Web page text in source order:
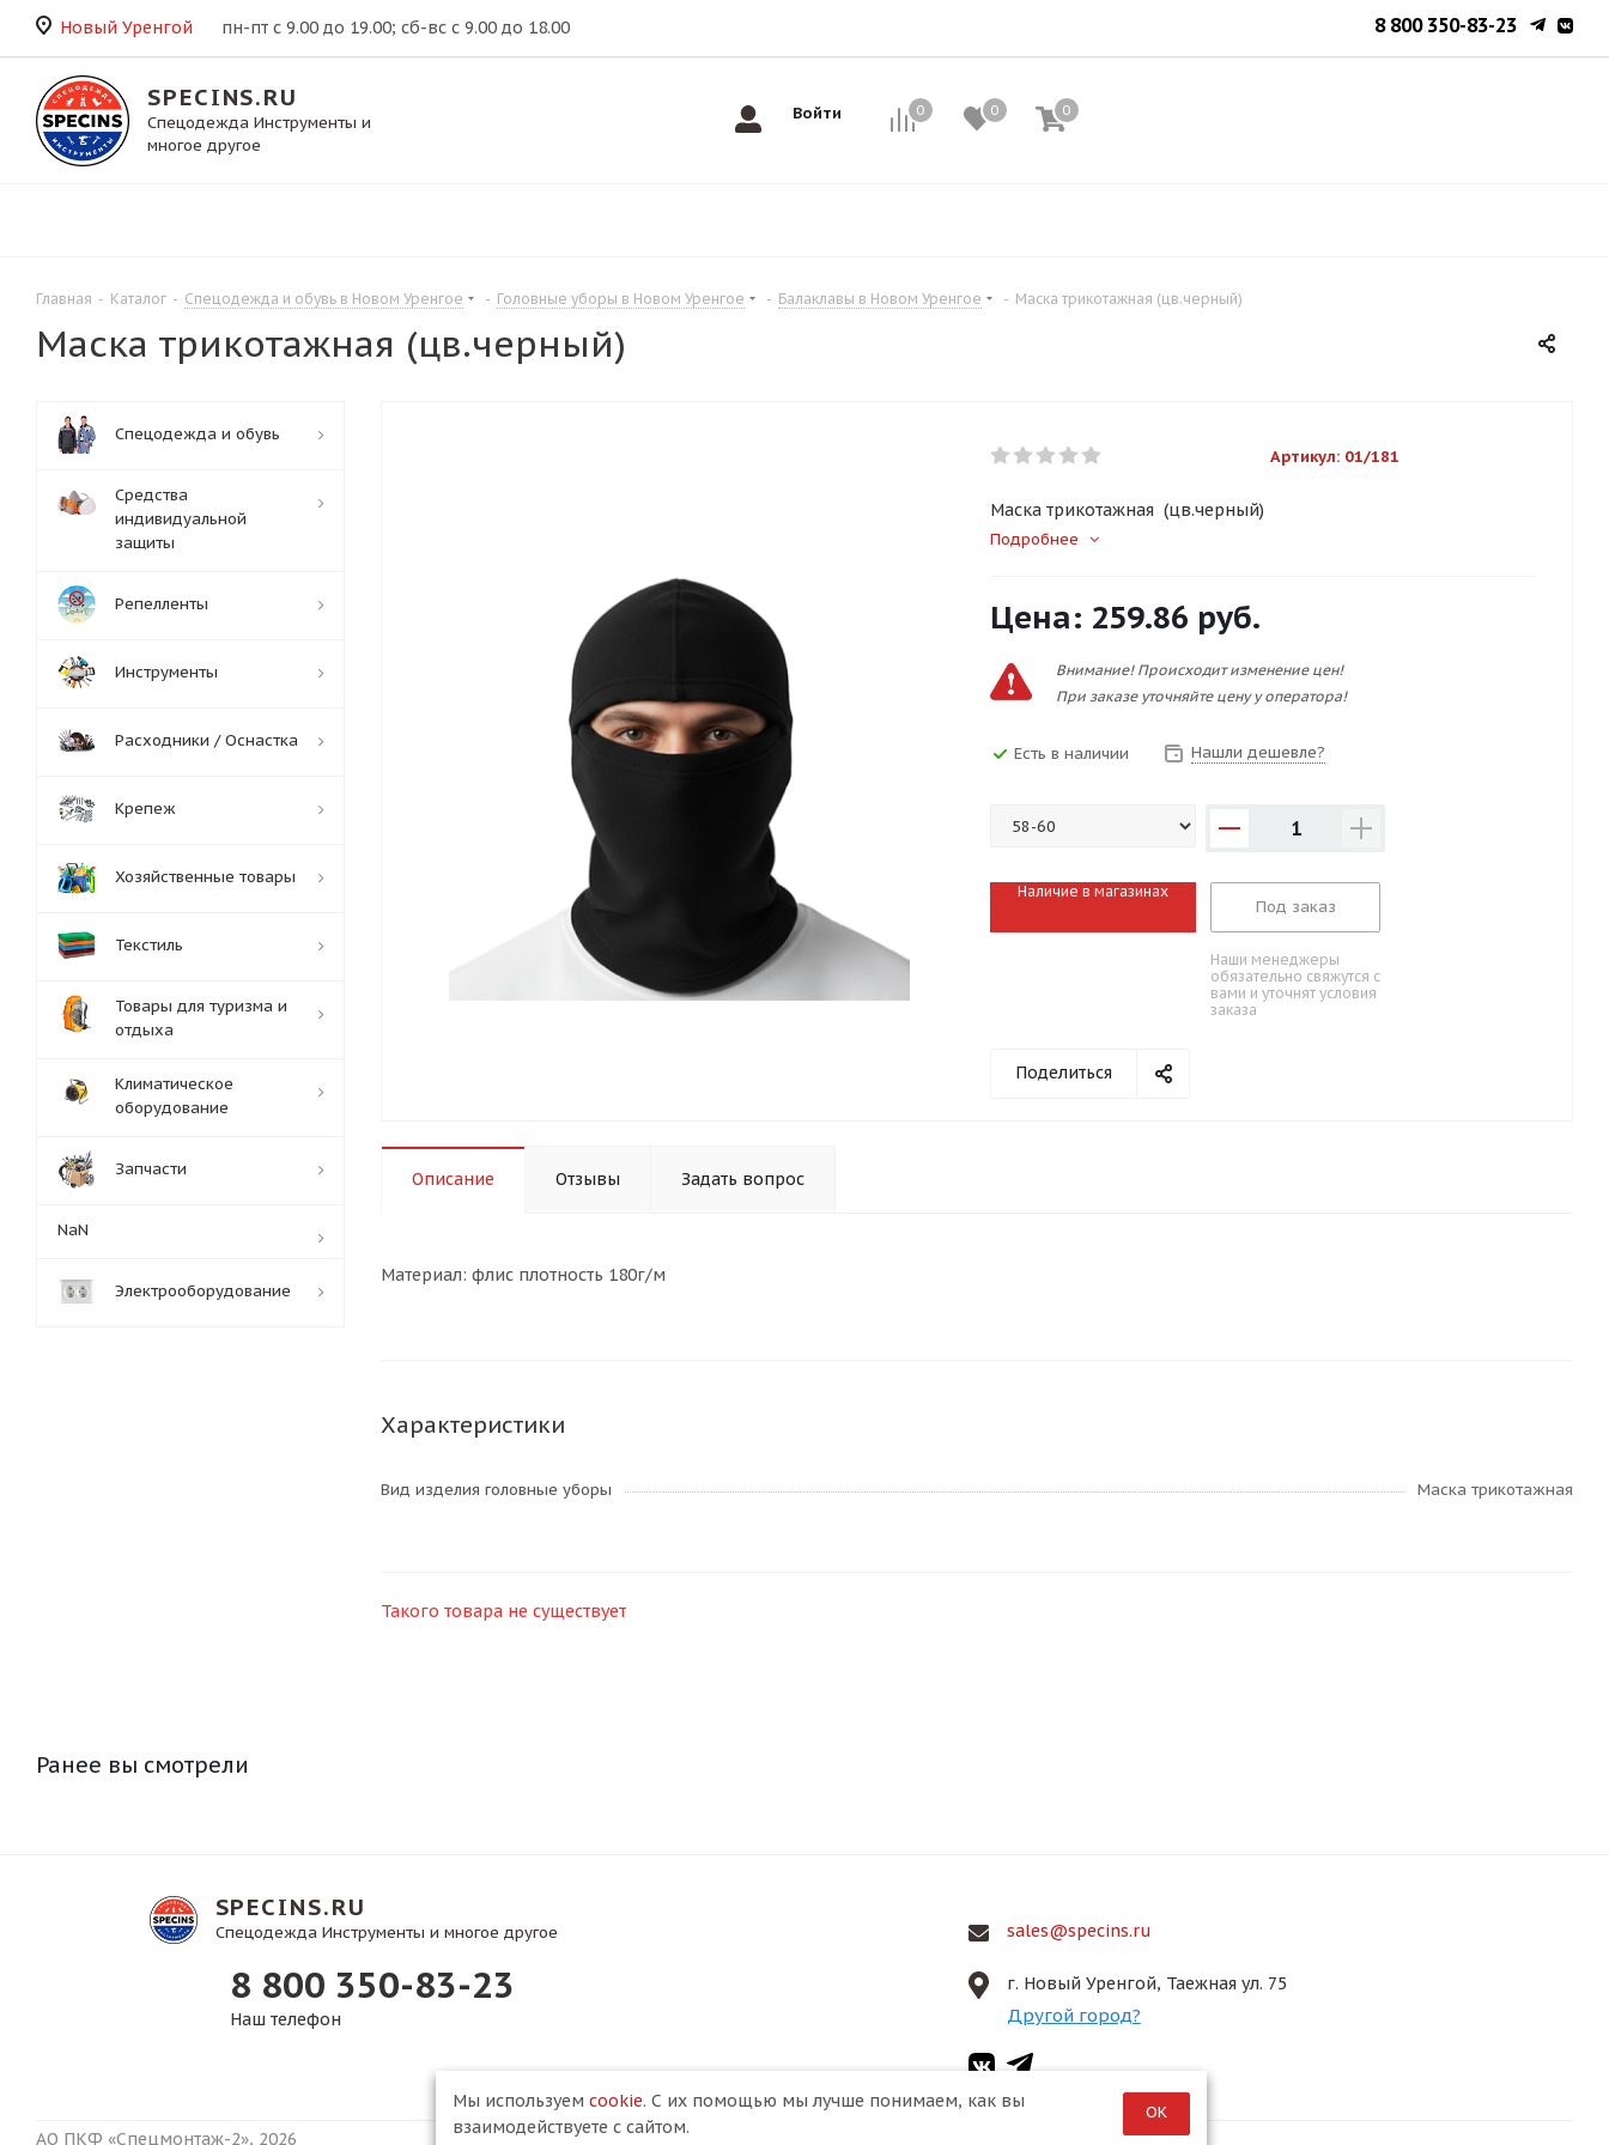
Новый Уренгой пн-пт с 9.00 до 19.00; сб-вс с 9.00 до 18.00 8 800 350-83-23
SPECINS.RU
Спецодежда Инструменты и
многое другое
Войти 0 0 0
0
Главная - Каталог - Спецодежда и обувь в Новом Уренгое - Головные уборы в Новом Уренгое - Балаклавы в Новом Уренгое - Маска трикотажная (цв.черный)
Маска трикотажная (цв.черный)
Артикул: 01/181
Маска трикотажная (цв.черный)
Подробнее
Цена: 259.86 руб.
Внимание! Происходит изменение цен!
При заказе уточняйте цену у оператора!
Есть в наличии Нашли дешевле?
1
Наличие в магазинах
Под заказ
Наши менеджеры
обязательно свяжутся с
вами и уточнят условия
заказа
Поделиться
Описание Отзывы Задать вопрос
Материал: флис плотность 180г/м
Характеристики
Вид изделия головные уборы Маска трикотажная
Такого товара не существует
Спецодежда и обувь
Средства
индивидуальной
защиты
Репелленты
Инструменты
Расходники / Оснастка
Крепеж
Хозяйственные товары
Текстиль
Товары для туризма и
отдыха
Климатическое
оборудование
Запчасти
NaN
Электрооборудование
Ранее вы смотрели
SPECINS.RU
Спецодежда Инструменты и многое другое
8 800 350-83-23
Наш телефон
sales@specins.ru
г. Новый Уренгой, Таежная ул. 75
Другой город?
АО ПКФ «Спецмонтаж-2», 2026
Мы используем cookie. С их помощью мы лучше понимаем, как вы
взаимодействуете с сайтом.
ОК